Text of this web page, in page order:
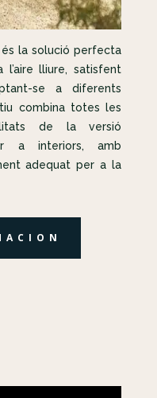
és la solució perfecta
lliure, satisfent
se a diferents
combina totes les
de la versió
a interiors, amb
adequat per a la